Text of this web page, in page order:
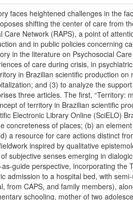
faces heightened challenges in the
shifting the center of care from
Care Network (RAPS), a point of
and in public policies concerning
in the literature on Psychosocial
of care during crisis, in
in Brazilian scientific production
and (3) to analyze the
three articles. The first, “Territory:
of territory in Brazilian scientific
Electronic Library Online (SciELO)
concreteness of places; (b) an
a resource for care actions distinct
inspired by qualitative
subjective senses emerging in
guide perspective, incorporating
admission to a hospital bed, with
from CAPS, and family members),
schooling, mother of two